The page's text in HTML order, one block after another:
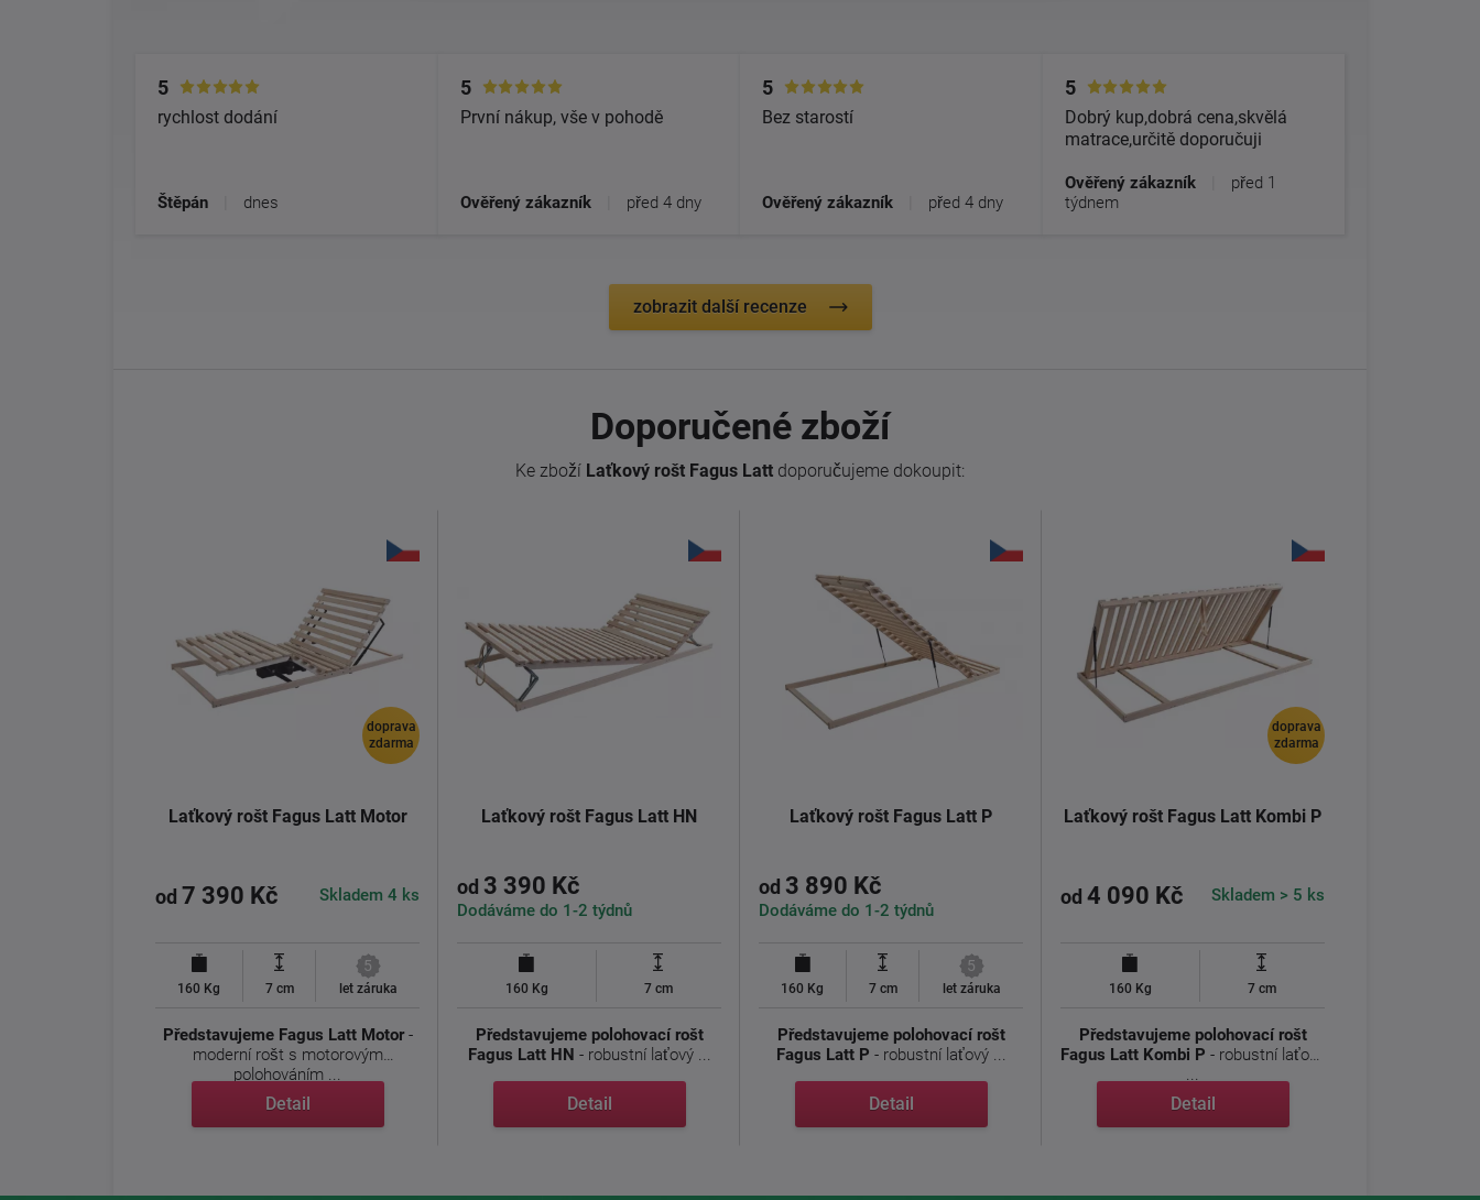
5
rychlost dodání
Štěpán dnes
5
První nákup, vše v pohodě
Ověřený zákazník před 4 dny
5
Bez starostí
Ověřený zákazník před 4 dny
5
Dobrý kup,dobrá cena,skvělá
matrace,určitě doporučuji
Ověřený zákazník
před 1
týdnem
zobrazit další recenze
Doporučené zboží
Ke zboží Laťkový rošt Fagus Latt doporučujeme dokoupit:
doprava
zdarma
Laťkový rošt Fagus Latt Motor
od 7 390 Kč Skladem 4 ks
160 Kg 7 cm
5
let záruka
Představujeme Fagus Latt Motor-
moderní rošt s motorovým
polohováním ...
Detail
Laťkový rošt Fagus Latt HN
od 3 390 Kč
Dodáváme do 1-2 týdnů
160 Kg 7 cm
Představujeme polohovací rošt
Fagus Latt HN - robustní laťový ...
Detail
Laťkový rošt Fagus Latt P
od 3 890 Kč
Dodáváme do 1-2 týdnů
160 Kg 7 cm
5
let záruka
Představujeme polohovací rošt
Fagus Latt P - robustní laťový ...
Detail
doprava
zdarma
Laťkový rošt Fagus Latt Kombi P
od 4 090 Kč Skladem > 5 ks
160 Kg 7 cm
Představujeme polohovací rošt
Fagus Latt Kombi P - robustní laťový
...
Detail